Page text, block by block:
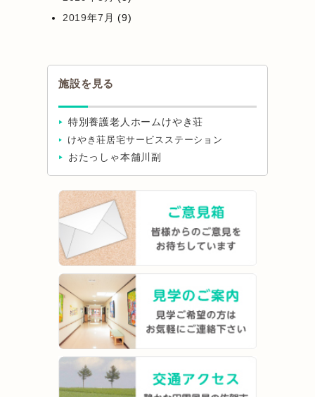
2019年7月 (9)
施設を見る
特別養護老人ホームけやき荘
けやき荘居宅サービスステーション
おたっしゃ本舗川副